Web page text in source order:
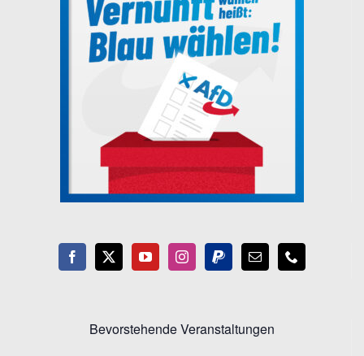
Bevorstehende Veranstaltungen